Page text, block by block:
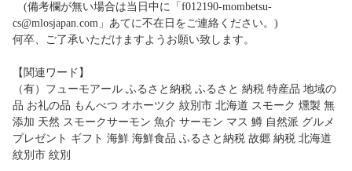
(備考欄が無い場合は当日中に「f012190-mombetsu-
cs@mlosjapan.com」あてに不在日をご連絡ください。)
何卒、ご了承いただけますようお願い致します。
【関連ワード】
（有）フューモアール ふるさと納税 ふるさと 納税 特産品 地域の
品 お礼の品 もんべつ オホーツク 紋別市 北海道 スモーク 燻製 無
添加 天然 スモークサーモン 魚介 サーモン マス 鱒 自然派 グルメ
プレゼント ギフト 海鮮 海鮮食品 ふるさと納税 故郷 納税 北海道
紋別市 紋別